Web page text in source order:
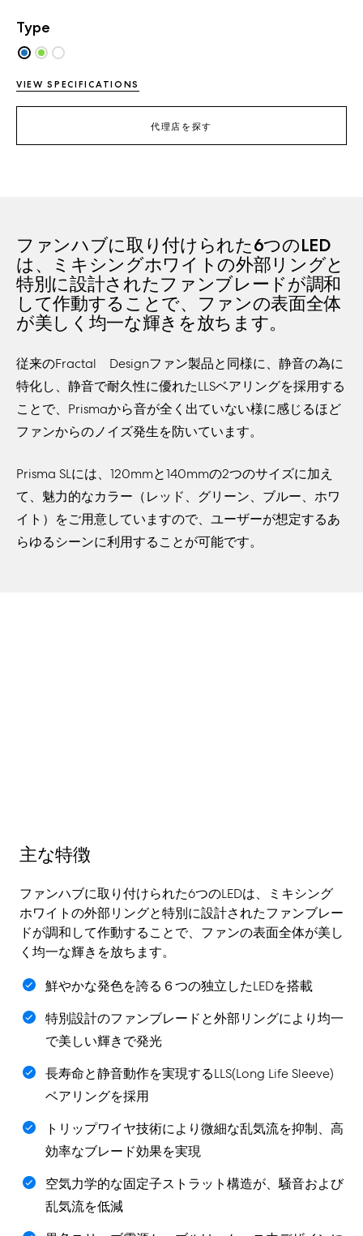
Type
VIEW SPECIFICATIONS
代理店を探す
ファンハブに取り付けられた6つのLED
は、ミキシングホワイトの外部リングと
特別に設計されたファンブレードが調和
して作動することで、ファンの表面全体
が美しく均一な輝きを放ちます。
従来のFractal Designファン製品と同様に、静音の為に
特化し、静音で耐久性に優れたLLSベアリングを採用する
ことで、Prismaから音が全く出ていない様に感じるほど
ファンからのノイズ発生を防いています。
Prisma SLには、120mmと140mmの2つのサイズに加え
て、魅力的なカラー（レッド、グリーン、ブルー、ホワ
イト）をご用意していますので、ユーザーが想定するあ
らゆるシーンに利用することが可能です。
主な特徴
ファンハブに取り付けられた6つのLEDは、ミキシング
ホワイトの外部リングと特別に設計されたファンブレー
ドが調和して作動することで、ファンの表面全体が美し
く均一な輝きを放ちます。
鮮やかな発色を誇る６つの独立したLEDを搭載
特別設計のファンブレードと外部リングにより均一
で美しい輝きで発光
長寿命と静音動作を実現するLLS(Long Life Sleeve)
ベアリングを採用
トリップワイヤ技術により微細な乱気流を抑制、高
効率なブレード効果を実現
空気力学的な固定子ストラット構造が、騒音および
乱気流を低減